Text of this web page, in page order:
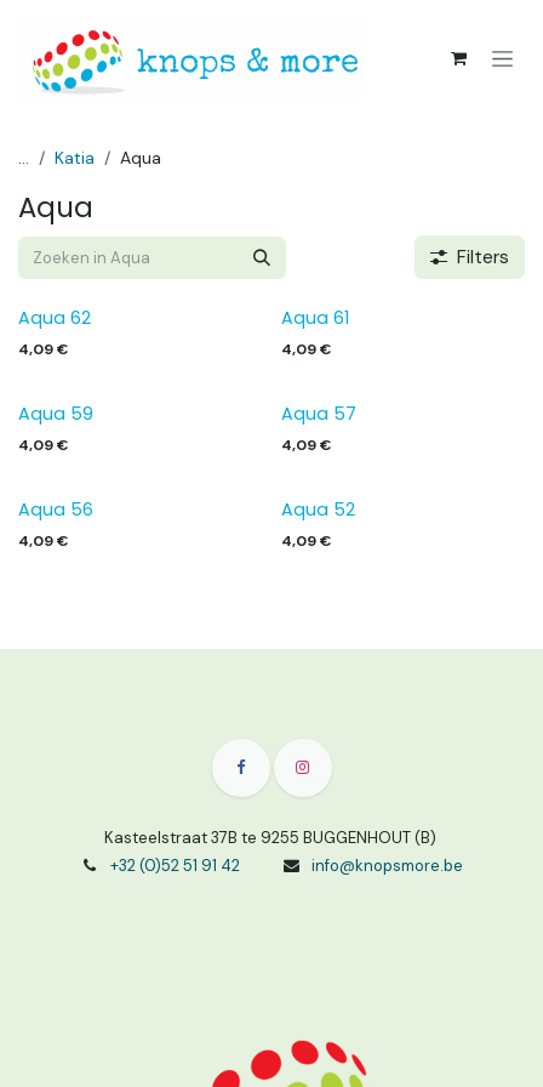
... Katia Aqua
Aqua
Filters
Aqua 62
4,09€
Aqua 61
4,09€
Aqua 59
4,09€
Aqua 57
4,09€
Aqua 56
4,09€
Aqua 52
4,09€
Kasteelstraat 37B te 9255 BUGGENHOUT (B)
+32 (0)52 51 91 42
info@knopsmore.be